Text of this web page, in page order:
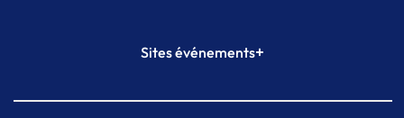
Plateforme Formation
Sites événements+
Meeting de Paris indoor